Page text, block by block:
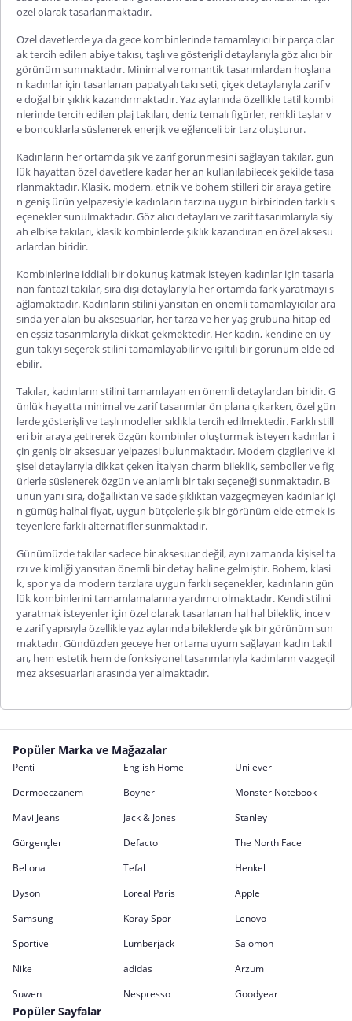
özel olarak tasarlanmaktadır.
Özel davetlerde ya da gece kombinlerinde tamamlayıcı bir parça olar
ak tercih edilen abiye takısı, taşlı ve gösterişli detaylarıyla göz alıcı bir
görünüm sunmaktadır. Minimal ve romantik tasarımlardan hoşlana
n kadınlar için tasarlanan papatyalı takı seti, çiçek detaylarıyla zarif v
e doğal bir şıklık kazandırmaktadır. Yaz aylarında özellikle tatil kombi
nlerinde tercih edilen plaj takıları, deniz temalı figürler, renkli taşlar v
e boncuklarla süslenerek enerjik ve eğlenceli bir tarz oluşturur.
Kadınların her ortamda şık ve zarif görünmesini sağlayan takılar, gün
lük hayattan özel davetlere kadar her an kullanılabilecek şekilde tasa
rlanmaktadır. Klasik, modern, etnik ve bohem stilleri bir araya getire
n geniş ürün yelpazesiyle kadınların tarzına uygun birbirinden farklı s
eçenekler sunulmaktadır. Göz alıcı detayları ve zarif tasarımlarıylasiy
ah elbise takıları, klasik kombinlerde şıklık kazandıran en özel aksesu
arlardan biridir.
Kombinlerine iddialı bir dokunuş katmak isteyen kadınlar için tasarla
nan fantazi takılar, sıra dışı detaylarıyla her ortamda fark yaratmayı s
ağlamaktadır. Kadınların stilini yansıtan en önemli tamamlayıcılar ara
sında yer alan bu aksesuarlar, her tarza ve her yaş grubuna hitap ed
en eşsiz tasarımlarıyla dikkat çekmektedir. Her kadın, kendine en uy
gun takıyı seçerek stilini tamamlayabilir ve ışıltılı bir görünüm elde ed
ebilir.
Takılar, kadınların stilini tamamlayan en önemli detaylardan biridir. G
ünlük hayatta minimal ve zarif tasarımlar ön plana çıkarken, özel gün
lerde gösterişli ve taşlı modeller sıklıkla tercih edilmektedir. Farklı still
eri bir araya getirerek özgün kombinler oluşturmak isteyen kadınlar i
çin geniş bir aksesuar yelpazesi bulunmaktadır. Modern çizgileri ve ki
şisel detaylarıyla dikkat çeken İtalyan charm bileklik, semboller ve fig
ürlerle süslenerek özgün ve anlamlı bir takı seçeneği sunmaktadır. B
unun yanı sıra, doğallıktan ve sade şıklıktan vazgeçmeyen kadınlar içi
n gümüş halhal fiyat, uygun bütçelerle şık bir görünüm elde etmek is
teyenlere farklı alternatifler sunmaktadır.
Günümüzde takılar sadece bir aksesuar değil, aynı zamanda kişisel ta
rzı ve kimliği yansıtan önemli bir detay haline gelmiştir. Bohem, klasi
k, spor ya da modern tarzlara uygun farklı seçenekler, kadınların gün
lük kombinlerini tamamlamalarına yardımcı olmaktadır. Kendi stilini
yaratmak isteyenler için özel olarak tasarlanan hal hal bileklik, ince v
e zarif yapısıyla özellikle yaz aylarında bileklerde şık bir görünüm sun
maktadır. Gündüzden geceye her ortama uyum sağlayan kadın takıl
arı, hem estetik hem de fonksiyonel tasarımlarıyla kadınların vazgeçil
mez aksesuarları arasında yer almaktadır.
Popüler Marka ve Mağazalar
Penti English Home
Unilever
Dermoeczanem
Boyner
Monster Notebook
Mavi Jeans
Jack & Jones
Stanley
Gürgençler
Defacto
The North Face
Bellona
Tefal
Henkel
Dyson
Loreal Paris
Apple
Samsung
Koray Spor
Lenovo
Sportive
Lumberjack
Salomon
Nike
adidas
Arzum
Suwen
Nespresso Goodyear
Popüler Sayfalar